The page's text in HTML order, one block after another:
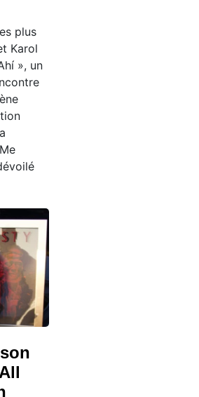
plus
Karol
», un